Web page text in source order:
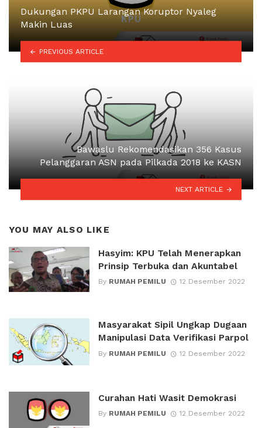
Dukungan PKPU Larangan Koruptor Nyaleg
Makin Luas
PREVIOUS ARTICLE
Bawaslu Rekomendasikan 356 Kasus
Pelanggaran ASN pada Pilkada 2018 ke KASN
NEXT ARTICLE
YOU MAY ALSO LIKE
Hasyim: KPU Telah Menerapkan
Prinsip Terbuka dan Akuntabel
By RUMAH PEMILU 12 Desember 2022
Masyarakat Sipil Ungkap Dugaan
Manipulasi Data Verifikasi Parpol
By RUMAH PEMILU 12 Desember 2022
Curahan Hati Wasit Demokrasi
By RUMAH PEMILU 12 Desember 2022